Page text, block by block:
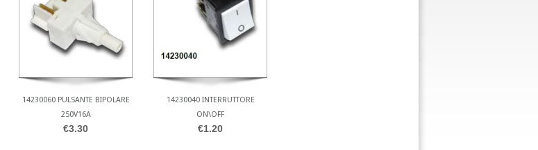
14230060 PULSANTE BIPOLARE
250V16A
€3.30
14230040 INTERRUTTORE
ON\OFF
€1.20